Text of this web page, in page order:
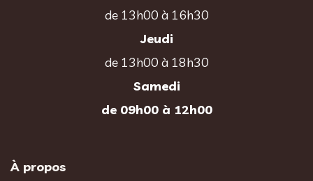
de 13h00 à 16h30
Jeudi
de 13h00 à 18h30
Samedi
de 09h00 à 12h00
À propos